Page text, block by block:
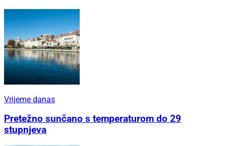
Vrijeme danas
Pretežno sunčano s temperaturom do 29
stupnjeva